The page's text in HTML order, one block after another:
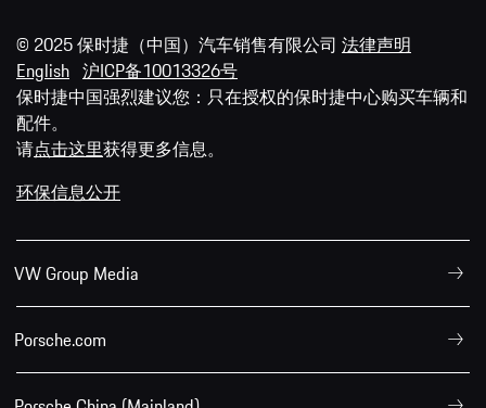
© 2025 保时捷（中国）汽车销售有限公司 法律声明
English 沪ICP备10013326号
保时捷中国强烈建议您：只在授权的保时捷中心购买车辆和
配件。
请点击这里获得更多信息。
环保信息公开
VW Group Media
Porsche.com